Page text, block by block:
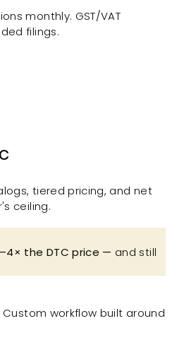
monthly. GST/VAT
filings.
tiered pricing, and net
ceiling.
the DTC price — and still
workflow built around